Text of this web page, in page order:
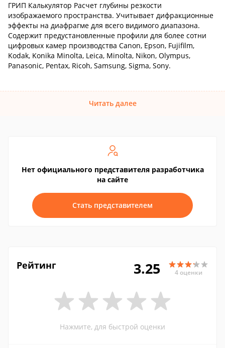
ГРИП Калькулятор Расчет глубины резкости
изображаемого пространства. Учитывает дифракционные
эффекты на диафрагме для всего видимого диапазона.
Содержит предустановленные профили для более сотни
цифровых камер производства Canon, Epson, Fujifilm,
Kodak, Konika Minolta, Leica, Minolta, Nikon, Olympus,
Panasonic, Pentax, Ricoh, Samsung, Sigma, Sony.
Читать далее
Нет официального представителя разработчика
на сайте
Стать представителем
Рейтинг 3.25 4 оценки
Нажмите, для быстрой оценки